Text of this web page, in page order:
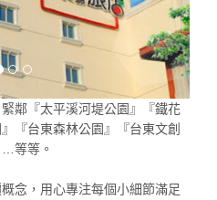
鄰『太平溪河堤公園』『鐵花
『台東森林公園』『台東文創
等等。
念，用心專注每個小細節滿足